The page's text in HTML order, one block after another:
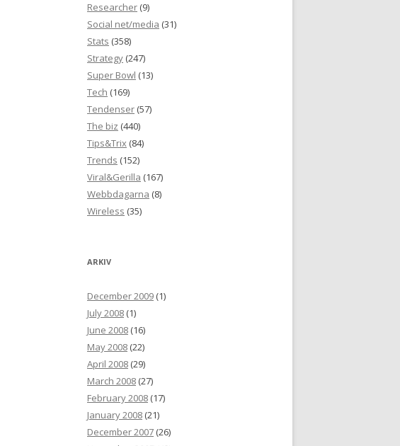
Researcher (9)
Social net/media (31)
Stats (358)
Strategy (247)
Super Bowl (13)
Tech (169)
Tendenser (57)
The biz (440)
Tips&Trix (84)
Trends (152)
Viral&Gerilla (167)
Webbdagarna (8)
Wireless (35)
ARKIV
December 2009 (1)
July 2008 (1)
June 2008 (16)
May 2008 (22)
April 2008 (29)
March 2008 (27)
February 2008 (17)
January 2008 (21)
December 2007 (26)